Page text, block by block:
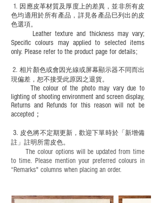
必須由成年人陪同下使用並應小心處理。
1. ​ 因應皮革材質及厚度上的差異，並非所有皮
色均適用於所有產品，詳見各產品巳列出的皮
色選項。
Leather texture and thickness may vary;
Specific colours may applied to selected items
only. Please refer to the product page for details;
​2.相片顏色或會因光線或屏幕顯示器不同而出
現偏差，恕不接受此原因之退貨。
The colour of the photo may vary due to
lighting of shooting environment and screen display,
Returns and Refunds for this reason will not be
accepted；
3. 皮色將不定期更新，歡迎下單時於「新增備
註」註明 所需皮色。
The colour options will be updated from time
to time. Please mention your preferred colours in
“Remarks" columns when placing an order.